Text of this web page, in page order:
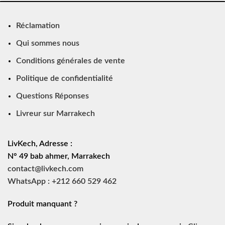
Réclamation
Qui sommes nous
Conditions générales de vente
Politique de confidentialité
Questions Réponses
Livreur sur Marrakech
LivKech, Adresse :
N° 49 bab ahmer, Marrakech
contact@livkech.com
WhatsApp : +212 660 529 462
Produit manquant ?